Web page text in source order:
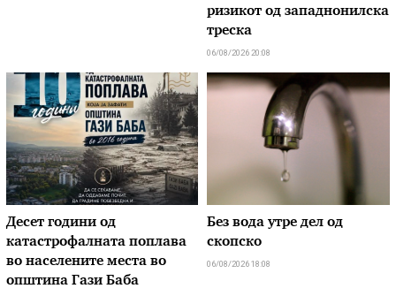
ризикот од западнонилска
треска
06/08/2026 20:08
Десет години од
катастрофалната поплава
во населените места во
општина Гази Баба
Без вода утре дел од
скопско
06/08/2026 18:08